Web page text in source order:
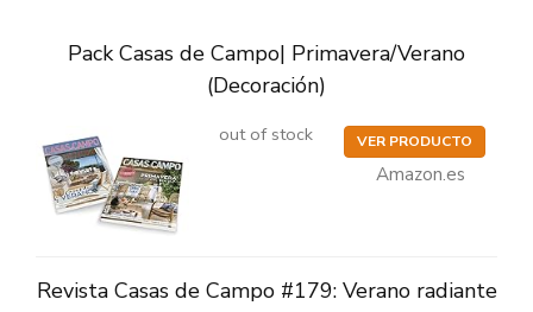
Pack Casas de Campo| Primavera/Verano
(Decoración)
out of stock VER PRODUCTO
Amazon.es
Revista Casas de Campo #179: Verano radiante